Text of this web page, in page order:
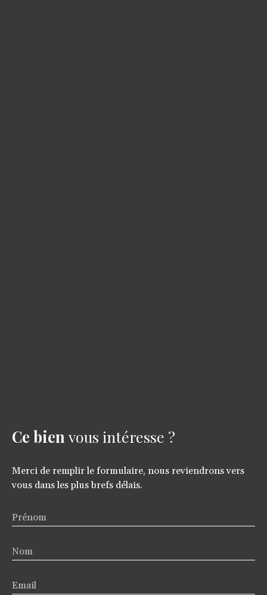
Ce bien vous intéresse ?
Merci de remplir le formulaire, nous reviendrons vers
vous dans les plus brefs délais.
Prénom
Nom
Email